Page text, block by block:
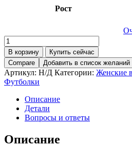
Рост
Количество
товара
Футболка
Торонто
В корзину
Купить сейчас
Compare
Добавить в список желаний
Артикул: Н/Д Категории: Женские
Футболки
Описание
Детали
Вопросы и ответы
Описание